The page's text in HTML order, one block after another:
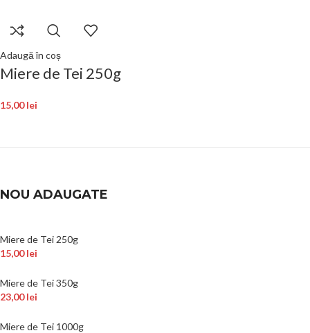
Adaugă în coș
Miere de Tei 250g
15,00lei
NOU ADAUGATE
Miere de Tei 250g
15,00lei
Miere de Tei 350g
23,00lei
Miere de Tei 1000g